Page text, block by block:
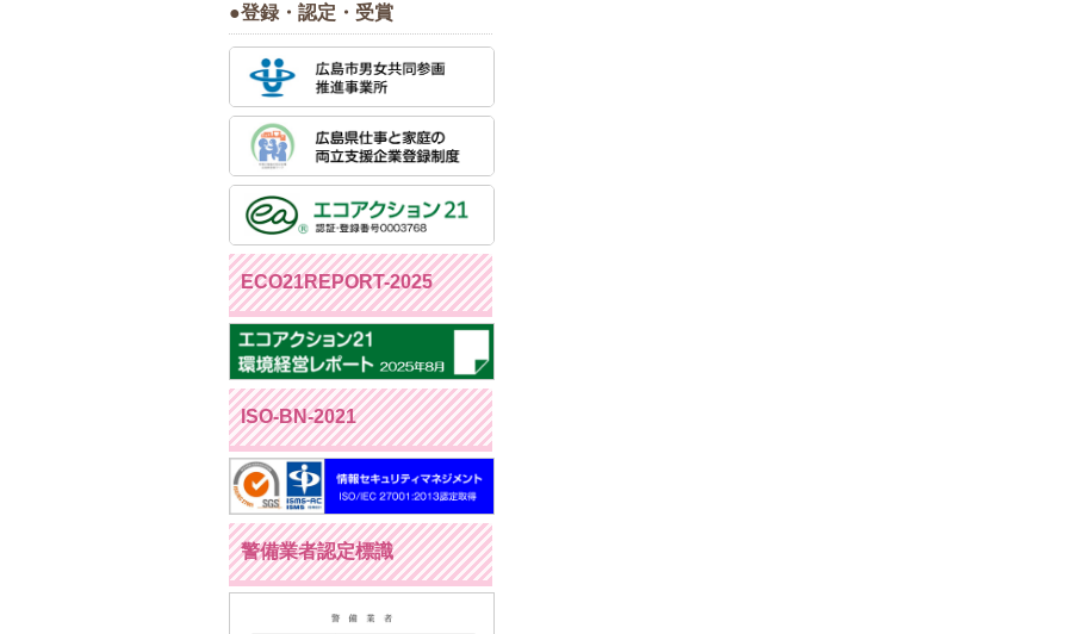
●登録・認定・受賞
ECO21REPORT-2025
ISO-BN-2021
警備業者認定標識